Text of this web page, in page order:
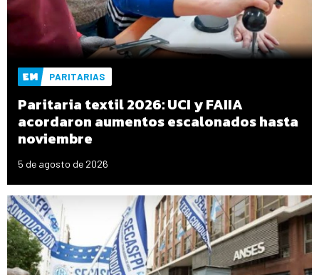
PARITARIAS
Paritaria textil 2026: UCI y FAIIA
acordaron aumentos escalonados hasta
noviembre
5 de agosto de 2026